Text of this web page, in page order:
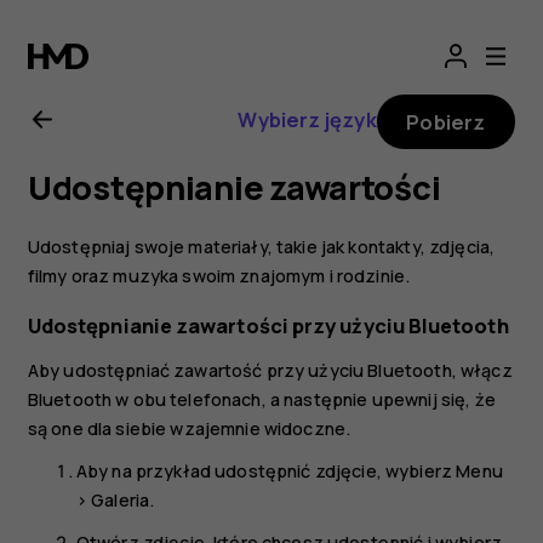
Instrukcja
obsługi
Nokia
3310
3G
Wybierz język Pobierz
Udostępnianie zawartości
Udostępniaj swoje materiały, takie jak kontakty, zdjęcia,
filmy oraz muzyka swoim znajomym i rodzinie.
Udostępnianie zawartości przy użyciu Bluetooth
Aby udostępniać zawartość przy użyciu Bluetooth, włącz
Bluetooth w obu telefonach, a następnie upewnij się, że
są one dla siebie wzajemnie widoczne.
Aby na przykład udostępnić zdjęcie, wybierzMenu
>Galeria.